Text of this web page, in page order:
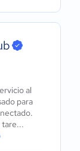
al
para
tare...